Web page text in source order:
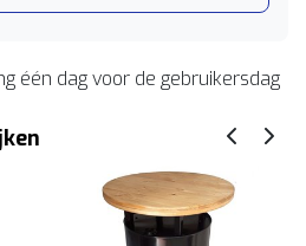
één dag voor de gebruikersdag